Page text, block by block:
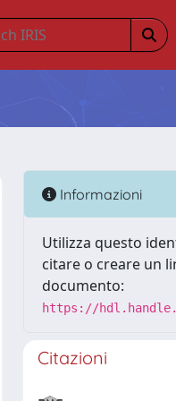
Informazioni
Utilizza questo
citare o creare un
documento:
https://
Citazioni